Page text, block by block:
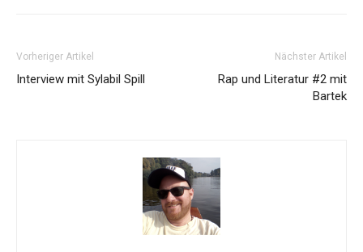
Vorheriger Artikel
Interview mit Sylabil Spill
Nächster Artikel
Rap und Literatur #2 mit
Bartek